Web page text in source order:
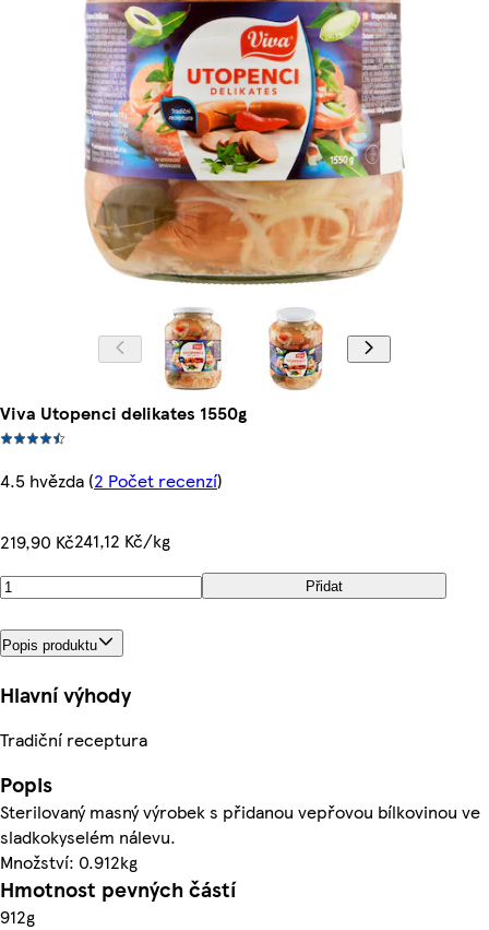
Viva Utopenci delikates 1550g
4.5 hvězda (2 Počet recenzí)
219,90 Kč241,12 Kč/kg
Přidat
Popis produktu
Hlavní výhody
Tradiční receptura
Popis
Sterilovaný masný výrobek s přidanou vepřovou bílkovinou ve
sladkokyselém nálevu.
Množství: 0.912kg
Hmotnost pevných částí
912g